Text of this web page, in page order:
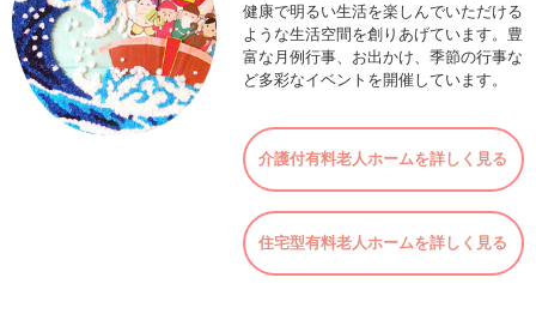
健康で明るい生活を楽しんでいただける
ような生活空間を創りあげています。豊
富な月例行事、お出かけ、季節の行事な
ど多彩なイベントを開催しています。
介護付有料老人ホームを詳しく見る
住宅型有料老人ホームを詳しく見る